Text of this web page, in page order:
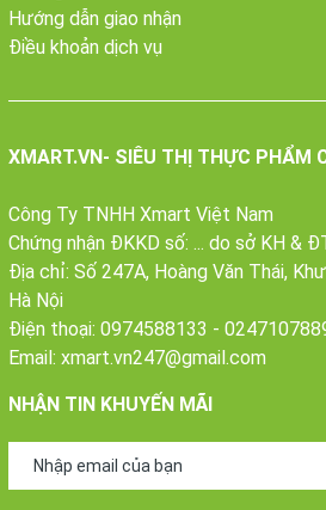
Hướng dẫn giao nhận
Điều khoản dịch vụ
XMART.VN- SIÊU THỊ THỰC PHẨM
Công Ty TNHH Xmart Việt Nam
Chứng nhận ĐKKD số: ... do sở KH &
Địa chỉ: Số 247A, Hoàng Văn Thái,
Hà Nội
Điện thoại: 0974588133 -
Email: xmart.vn247@gmail.com
NHẬN TIN KHUYẾN MÃI